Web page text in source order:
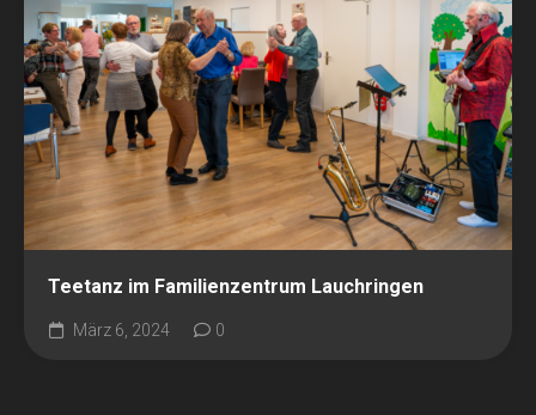
Teetanz im Familienzentrum Lauchringen
März 6, 2024 0